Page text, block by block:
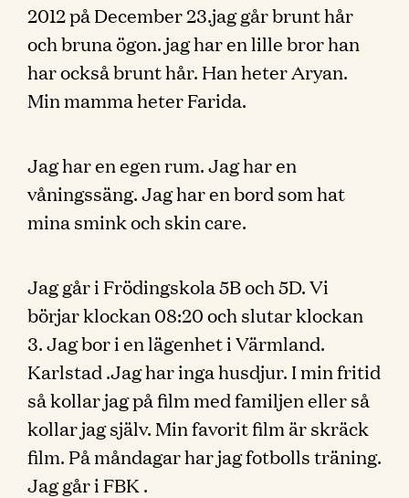
2012 på December 23.jag går brunt hår
och bruna ögon. jag har en lille bror han
har också brunt hår. Han heter Aryan.
Min mamma heter Farida.
Jag har en egen rum. Jag har en
våningssäng. Jag har en bord som hat
mina smink och skin care.
Jag går i Frödingskola 5B och 5D. Vi
börjar klockan 08:20 och slutar klockan
3. Jag bor i en lägenhet i Värmland.
Karlstad .Jag har inga husdjur. I min fritid
så kollar jag på film med familjen eller så
kollar jag själv. Min favorit film är skräck
film. På måndagar har jag fotbolls träning.
Jag går i FBK .